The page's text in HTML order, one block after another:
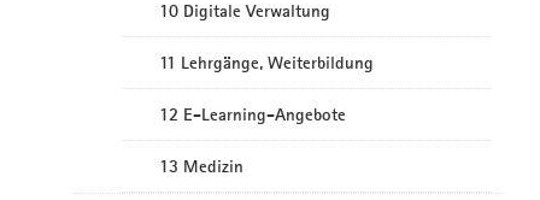
10 Digitale Verwaltung
11 Lehrgänge, Weiterbildung
12 E-Learning-Angebote
13 Medizin